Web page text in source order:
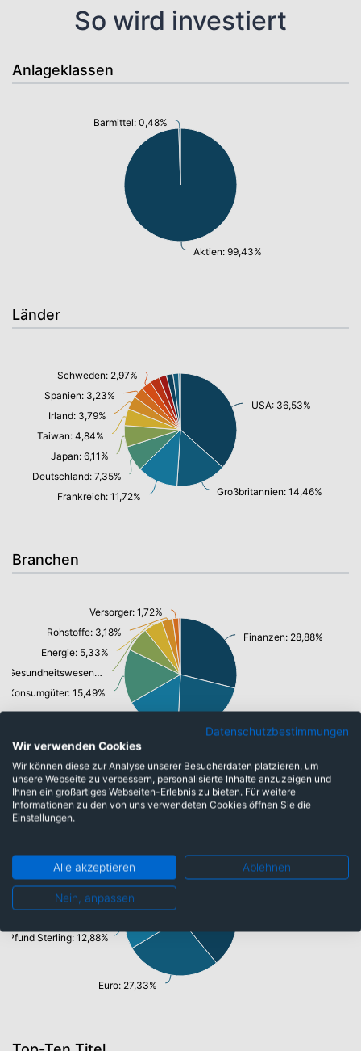
So wird investiert
Anlageklassen
Aktien: 99,43%
Barmittel: 0,48%
Länder
USA: 36,53%
Großbritannien: 14,46%
Frankreich: 11,72%
Deutschland: 7,35%
Japan: 6,11%
Taiwan: 4,84%
Irland: 3,79%
Spanien: 3,23%
Schweden: 2,97%
Branchen
Finanzen: 28,88%
Informationstechnologie/ Telekommunikation: 21,86%
Konsumgüter: 15,49%
Gesundheitswesen: 7,03%
Energie: 5,33%
Rohstoffe: 3,18%
Versorger: 1,72%
Währungen
Euro: 27,33%
Pfund Sterling: 12,88%
Neuer Taiwan-Dollar: 4,85%
Schwedische Krone: 2,97%
Hongkong Dollar: 2,75%
Datenschutzbestimmungen
Wir verwenden Cookies
Wir können diese zur Analyse unserer Besucherdaten platzieren, um
unsere Webseite zu verbessern, personalisierte Inhalte anzuzeigen und
Ihnen ein großartiges Webseiten-Erlebnis zu bieten. Für weitere
Informationen zu den von uns verwendeten Cookies öffnen Sie die
Einstellungen.
Alle akzeptieren Ablehnen
Nein, anpassen